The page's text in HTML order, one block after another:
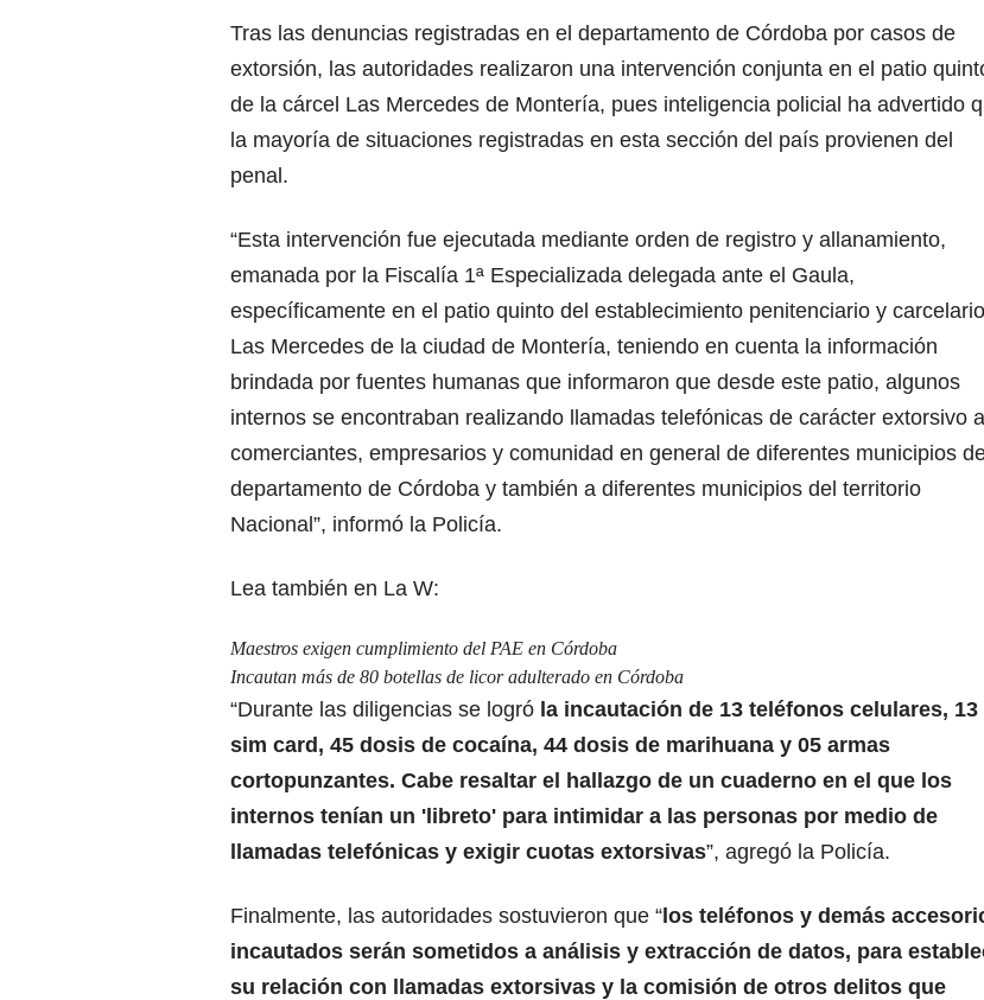
Tras las denuncias registradas en el departamento de Córdoba por casos de
extorsión, las autoridades realizaron una intervención conjunta en el patio
de la cárcel Las Mercedes de Montería, pues inteligencia policial ha advertido
la mayoría de situaciones registradas en esta sección del país provienen del
penal.
“Esta intervención fue ejecutada mediante orden de registro y allanamiento,
emanada por la Fiscalía 1ª Especializada delegada ante el Gaula,
específicamente en el patio quinto del establecimiento penitenciario y carcelario
Las Mercedes de la ciudad de Montería, teniendo en cuenta la información
brindada por fuentes humanas que informaron que desde este patio, algunos
internos se encontraban realizando llamadas telefónicas de carácter extorsivo a
comerciantes, empresarios y comunidad en general de diferentes municipios
departamento de Córdoba y también a diferentes municipios del territorio
Nacional”, informó la Policía.
Lea también en La W:
Maestros exigen cumplimiento del PAE en Córdoba
Incautan más de 80 botellas de licor adulterado en Córdoba
“Durante las diligencias se logró la incautación de 13 teléfonos celulares, 13
sim card, 45 dosis de cocaína, 44 dosis de marihuana y 05 armas
cortopunzantes. Cabe resaltar el hallazgo de un cuaderno en el que los
internos tenían un 'libreto' para intimidar a las personas por medio de
llamadas telefónicas y exigir cuotas extorsivas”, agregó la Policía.
Finalmente, las autoridades sostuvieron que “los teléfonos y demás
incautados serán sometidos a análisis y extracción de datos, para
su relación con llamadas extorsivas y la comisión de otros delitos que